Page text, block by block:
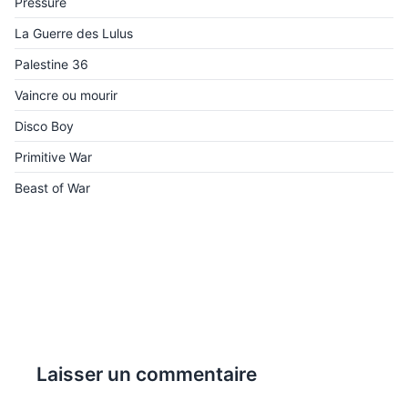
La Guerre des Lulus
Palestine 36
Vaincre ou mourir
Disco Boy
Primitive War
Beast of War
Laisser un commentaire